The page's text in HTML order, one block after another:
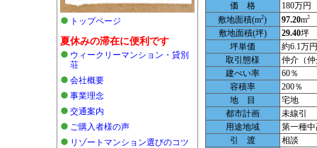
価 格
180万円
敷地面積(m2) 97.20m2
敷地面積(坪) 29.40坪
坪単価
約6.1万
取引態様
仲介（
建ぺい率
60％
容積率
200％
地 目
宅地
都市計画
未線引
用途地域
第一種
引 渡
相談
トップページ
夏休みの滞在に便利です
ウィークリーマンション・貸別
荘
会社概要
事業理念
交通案内
ご購入者様の声
リゾートマンション選びのコツ